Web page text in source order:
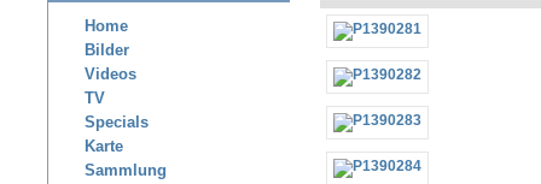
Home
Bilder
Videos
TV
Specials
Karte
Sammlung